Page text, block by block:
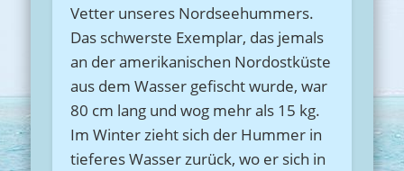
Vetter unseres Nordseehummers.
Das schwerste Exemplar, das jemals
an der amerikanischen Nordostküste
aus dem Wasser gefischt wurde, war
80 cm lang und wog mehr als 15 kg.
Im Winter zieht sich der Hummer in
tieferes Wasser zurück, wo er sich in